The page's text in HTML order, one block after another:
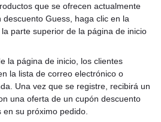
que se ofrecen actualmente
Guess, haga clic en la
parte superior de la página de inicio
la página de inicio, los clientes
la lista de correo electrónico o
Una vez que se registre, recibirá un
una oferta de un cupón descuento
su próximo pedido.